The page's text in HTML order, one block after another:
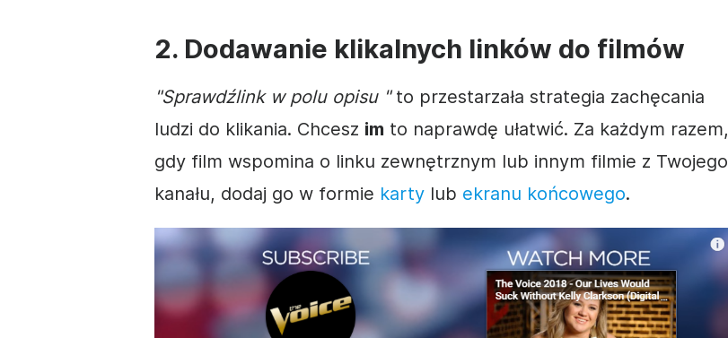
2. Dodawanie klikalnych linków do filmów
"Sprawdźlink w polu opisu"to przestarzała strategia zachęcania
ludzi do klikania. Chcesz im to naprawdę ułatwić. Za każdym razem,
gdy film wspomina o linku zewnętrznym lub innym filmie z Twojego
kanału, dodaj go w formie karty lub ekranu końcowego.